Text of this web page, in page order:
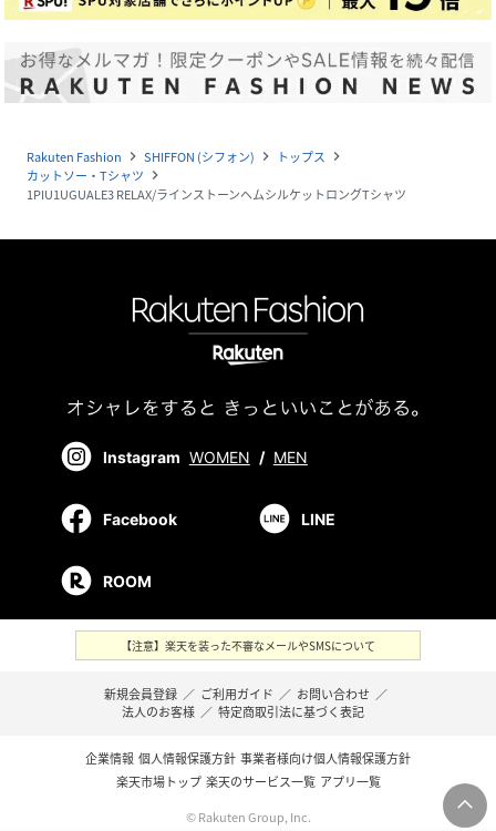
Rakuten Fashion navigate_next SHIFFON (シフォン) navigate_next トップス navigate_next
カットソー・Tシャツ navigate_next
1PIU1UGUALE3 RELAX/ラインストーンヘムシルケットロングTシャツ
Instagram WOMEN / MEN
Facebook LINE
ROOM
【注意】楽天を装った不審なメールやSMSについて
新規会員登録 ／ ご利用ガイド ／ お問い合わせ ／
法人のお客様 ／ 特定商取引法に基づく表記
企業情報 個人情報保護方針 事業者様向け個人情報保護方針
楽天市場トップ 楽天のサービス一覧 アプリ一覧
© Rakuten Group, Inc.